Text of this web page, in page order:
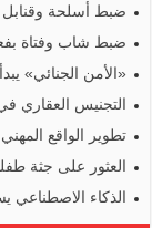
ضبط أسلحة
ضبط شاب وفتاة
«الأمن الجنائي»
التجنيس العقاري
تطوير الواقع المهني
العثور على جثة
الذكاء